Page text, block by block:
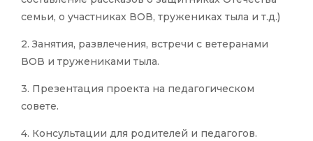
семьи, о участниках ВОВ, тружениках тыла и т.д.)
2. Занятия, развлечения, встречи с ветеранами
ВОВ и тружениками тыла.
3. Презентация проекта на педагогическом
совете.
4. Консультации для родителей и педагогов.